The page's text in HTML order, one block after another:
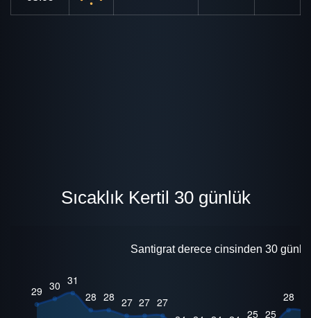
Sıcaklık Kertil 30 günlük
Santigrat derece cinsinden 30